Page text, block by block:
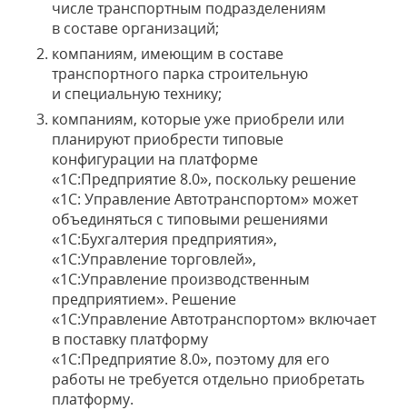
числе транспортным подразделениям
в составе организаций;
компаниям, имеющим в составе
транспортного парка строительную
и специальную технику;
компаниям, которые уже приобрели или
планируют приобрести типовые
конфигурации на платформе
«1С:Предприятие 8.0», поскольку решение
«1С: Управление Автотранспортом» может
объединяться с типовыми решениями
«1С:Бухгалтерия предприятия»,
«1С:Управление торговлей»,
«1С:Управление производственным
предприятием». Решение
«1С:Управление Автотранспортом» включает
в поставку платформу
«1С:Предприятие 8.0», поэтому для его
работы не требуется отдельно приобретать
платформу.